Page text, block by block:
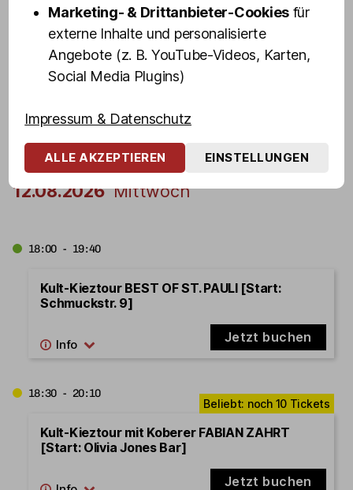
21:00 - 22:40
Kult-Kieztour mit Drag Queen VANITY TRASH
[Start: Olivia Jones Bar]
12.08.2026 Mittwoch
18:00 - 19:40
Kult-Kieztour BEST OF ST. PAULI [Start:
Schmuckstr. 9]
Jetzt buchen
18:30 - 20:10
Kult-Kieztour mit Koberer FABIAN ZAHRT
[Start: Olivia Jones Bar]
Jetzt buchen
Marketing- & Drittanbieter-Cookies für
externe Inhalte und personalisierte
Angebote (z. B. YouTube-Videos, Karten,
Social Media Plugins)
Impressum & Datenschutz
ALLE AKZEPTIEREN EINSTELLUNGEN